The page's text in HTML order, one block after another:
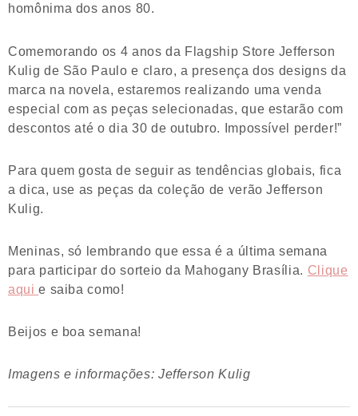
homônima dos anos 80.
Comemorando os 4 anos da Flagship Store Jefferson
Kulig de São Paulo e claro, a presença dos designs da
marca na novela, estaremos realizando uma venda
especial com as peças selecionadas, que estarão com
descontos até o dia 30 de outubro. Impossível perder!”
Para quem gosta de seguir as tendências globais, fica
a dica, use as peças da coleção de verão Jefferson
Kulig.
Meninas, só lembrando que essa é a última semana
para participar do sorteio da Mahogany Brasília. Clique
aquie saiba como!
Beijos e boa semana!
Imagens e informações: Jefferson Kulig